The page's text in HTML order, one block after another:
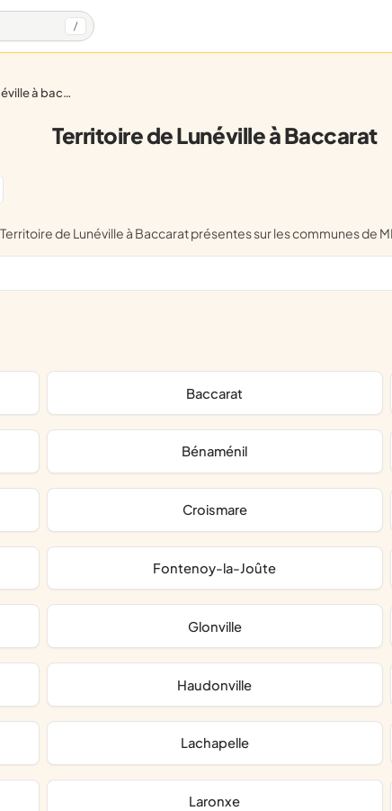
/
à baccarat
Territoire de Lunéville à Baccarat
de Lunéville à Baccarat présentes sur les communes de
Baccarat
Bénaménil
Croismare
Fontenoy-la-Joûte
Glonville
Haudonville
Lachapelle
Laronxe